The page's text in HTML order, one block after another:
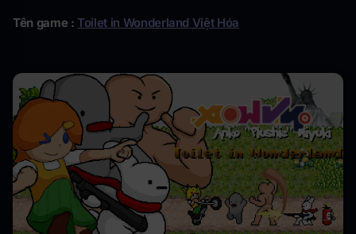
Tên game : Toilet in Wonderland Việt Hóa